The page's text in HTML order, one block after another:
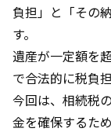
負担」と「その
す。
遺産が一定額を
で合法的に税負
今回は、相続税
金を確保するた